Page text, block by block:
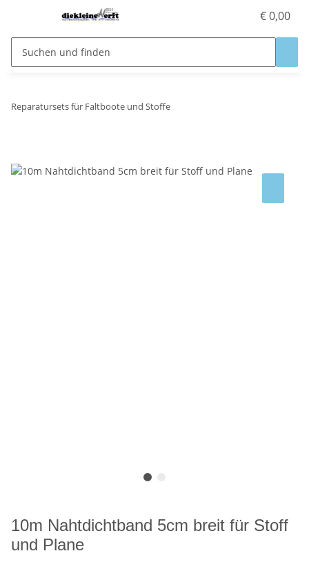
€ 0,00
Reparatursets für Faltboote und Stoffe
10m Nahtdichtband 5cm breit für Stoff
und Plane